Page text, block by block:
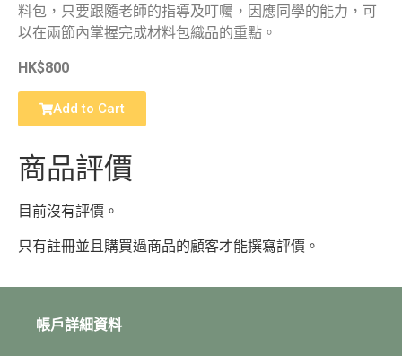
料包，只要跟隨老師的指導及叮囑，因應同學的能力，可
以在兩節內掌握完成材料包織品的重點。
HK$800
Add to Cart
商品評價
目前沒有評價。
只有註冊並且購買過商品的顧客才能撰寫評價。
帳戶詳細資料